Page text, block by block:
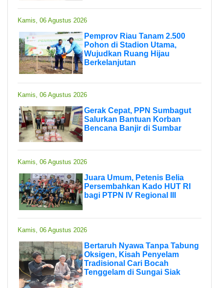
Kamis, 06 Agustus 2026
Pemprov Riau Tanam 2.500
Pohon di Stadion Utama,
Wujudkan Ruang Hijau
Berkelanjutan
Kamis, 06 Agustus 2026
Gerak Cepat, PPN Sumbagut
Salurkan Bantuan Korban
Bencana Banjir di Sumbar
Kamis, 06 Agustus 2026
Juara Umum, Petenis Belia
Persembahkan Kado HUT RI
bagi PTPN IV Regional III
Kamis, 06 Agustus 2026
Bertaruh Nyawa Tanpa Tabung
Oksigen, Kisah Penyelam
Tradisional Cari Bocah
Tenggelam di Sungai Siak